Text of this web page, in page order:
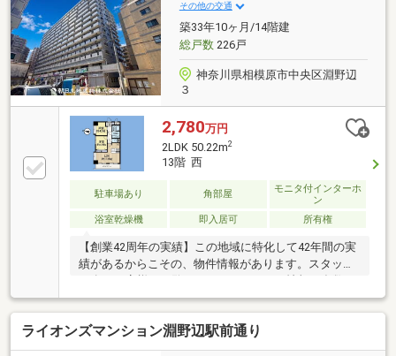
その他の交通
築33年10ヶ月/14階建
総戸数226戸
神奈川県相模原市中央区淵野辺
３
2,780万円
2LDK 50.22m2
13階 西
駐車場あり 角部屋
モニタ付インターホ
ン
浴室乾燥機
即入居可 所有権
【創業42周年の実績】この地域に特化して42年間の実
績があるからこその、物件情報があります。スタッフ
40名でお客様がご覧になったことのない情報を多数ご
用意しております。※自己資金を使いたくない※現在、
他のローンを組んでいるけど大丈夫かな等お気軽に下
記までご連絡ください。☆フリーダイヤル：0120-23-
7413お住まい探しは朝日土地建物(株)営業3課にお任せ
ライオンズマンション淵野辺駅前通り